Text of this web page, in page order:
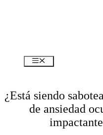
Menú
¿Está siendo
de ansiedad